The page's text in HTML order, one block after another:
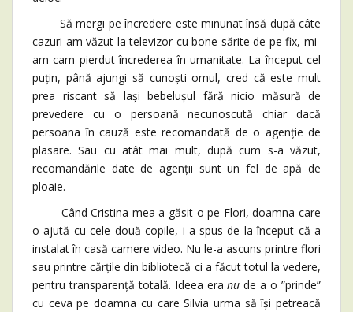
Să mergi pe încredere este minunat însă după câte
cazuri am văzut la televizor cu bone sărite de pe fix, mi-
am cam pierdut încrederea în umanitate. La început cel
puțin, până ajungi să cunoști omul, cred că este mult
prea riscant să lași bebelușul fără nicio măsură de
prevedere cu o persoană necunoscută chiar dacă
persoana în cauză este recomandată de o agenție de
plasare. Sau cu atât mai mult, după cum s-a văzut,
recomandările date de agenții sunt un fel de apă de
ploaie.
Când Cristina mea a găsit-o pe Flori, doamna care
o ajută cu cele două copile, i-a spus de la început că a
instalat în casă camere video. Nu le-a ascuns printre flori
sau printre cărțile din bibliotecă ci a făcut totul la vedere,
pentru transparență totală. Ideea eranu de a o ”prinde”
cu ceva pe doamna cu care Silvia urma să își petreacă